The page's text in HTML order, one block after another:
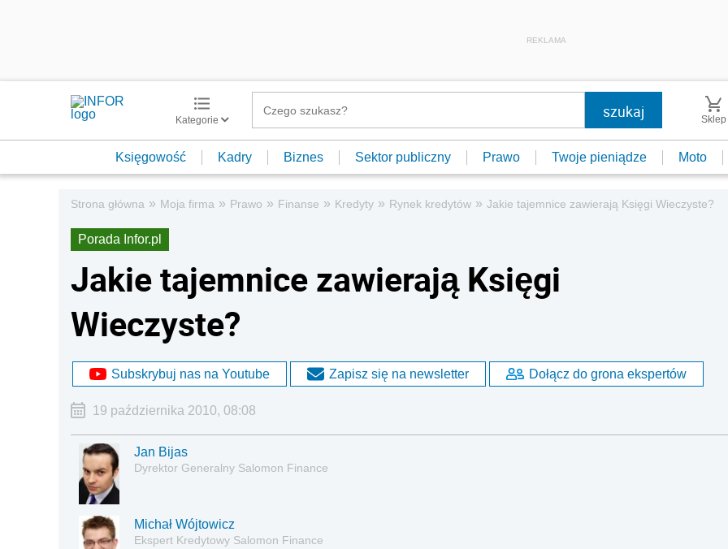
REKLAMA
Kategorie Sklep
Księgowość Kadry Biznes Sektor publiczny Prawo Twoje pieniądze Moto
Strona główna » Moja firma » Prawo » Finanse » Kredyty » Rynek kredytów » Jakie tajemnice zawierają Księgi Wieczyste?
Porada Infor.pl
Jakie tajemnice zawierają Księgi
Wieczyste?
Subskrybuj nas na Youtube Zapisz się na newsletter Dołącz do grona ekspertów
19 października 2010, 08:08
Jan Bijas
Dyrektor Generalny Salomon Finance
Michał Wójtowicz
Ekspert Kredytowy Salomon Finance